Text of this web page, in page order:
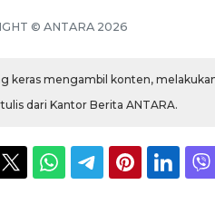
© ANTARA 2026
keras mengambil konten,
dari Kantor Berita ANTARA.